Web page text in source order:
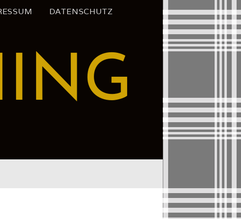
DATENSCHUTZ